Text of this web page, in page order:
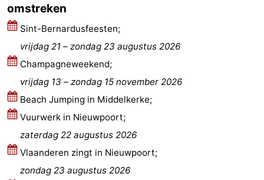
adressen
Regio
West-
Vlaanderen
-
Brugge
Gent
-
Ieper
Kust
omstreken
Sint-Bernardusfeesten;
vrijdag 21 – zondag 23 augustus 2026
Champagneweekend;
vrijdag 13 – zondag 15 november 2026
Beach Jumping in Middelkerke;
Vuurwerk in Nieuwpoort;
zaterdag 22 augustus 2026
Vlaanderen zingt in Nieuwpoort;
zondag 23 augustus 2026